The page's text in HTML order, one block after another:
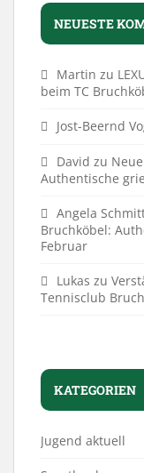
NEUESTE
Martin zu
beim TC
Jost-Beernd
David zu
Authentische
Angela
Bruchköbel:
Februar
Lukas zu
Tennisclub
KATEGORIEN
Jugend aktuell